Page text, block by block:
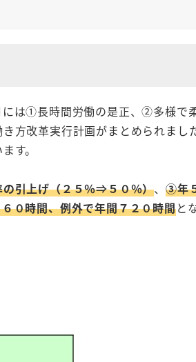
には①長時間労働の是正、②多様で
方改革実行計画がまとめられまし
す。
引上げ（２５％⇒５０％）、③年
０時間、例外で年間７２０時間と